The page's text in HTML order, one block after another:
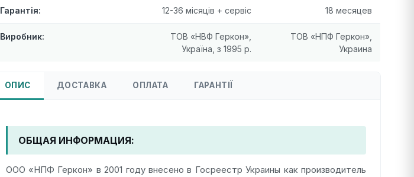
Гарантія: 12-36 місяців + сервіс 18 месяцев
Виробник:
ТОВ «НВФ Геркон»,
Україна, з 1995 р.
ТОВ «НПФ Геркон»,
Украина
ОПИС ДОСТАВКА ОПЛАТА ГАРАНТІЇ
ОБЩАЯ ИНФОРМАЦИЯ:
ООО «НПФ Геркон» в 2001 году внесено в Госреестр Украины как производитель